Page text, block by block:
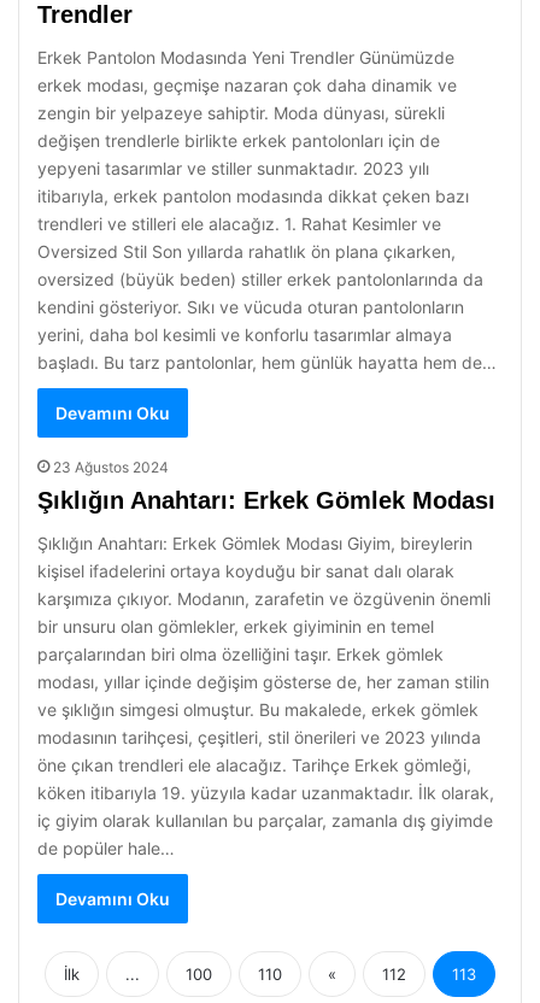
Trendler
Erkek Pantolon Modasında Yeni Trendler Günümüzde
erkek modası, geçmişe nazaran çok daha dinamik ve
zengin bir yelpazeye sahiptir. Moda dünyası, sürekli
değişen trendlerle birlikte erkek pantolonları için de
yepyeni tasarımlar ve stiller sunmaktadır. 2023 yılı
itibarıyla, erkek pantolon modasında dikkat çeken bazı
trendleri ve stilleri ele alacağız. 1. Rahat Kesimler ve
Oversized Stil Son yıllarda rahatlık ön plana çıkarken,
oversized (büyük beden) stiller erkek pantolonlarında da
kendini gösteriyor. Sıkı ve vücuda oturan pantolonların
yerini, daha bol kesimli ve konforlu tasarımlar almaya
başladı. Bu tarz pantolonlar, hem günlük hayatta hem de…
Devamını Oku
23 Ağustos 2024
Şıklığın Anahtarı: Erkek Gömlek Modası
Şıklığın Anahtarı: Erkek Gömlek Modası Giyim, bireylerin
kişisel ifadelerini ortaya koyduğu bir sanat dalı olarak
karşımıza çıkıyor. Modanın, zarafetin ve özgüvenin önemli
bir unsuru olan gömlekler, erkek giyiminin en temel
parçalarından biri olma özelliğini taşır. Erkek gömlek
modası, yıllar içinde değişim gösterse de, her zaman stilin
ve şıklığın simgesi olmuştur. Bu makalede, erkek gömlek
modasının tarihçesi, çeşitleri, stil önerileri ve 2023 yılında
öne çıkan trendleri ele alacağız. Tarihçe Erkek gömleği,
köken itibarıyla 19. yüzyıla kadar uzanmaktadır. İlk olarak,
iç giyim olarak kullanılan bu parçalar, zamanla dış giyimde
de popüler hale…
Devamını Oku
İlk ... 100 110 « 112 113